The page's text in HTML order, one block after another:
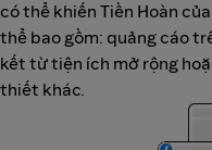
có thể khiến Tiền Hoàn
thể bao gồm: quảng cáo
kết từ tiện ích mở rộng
thiết khác.